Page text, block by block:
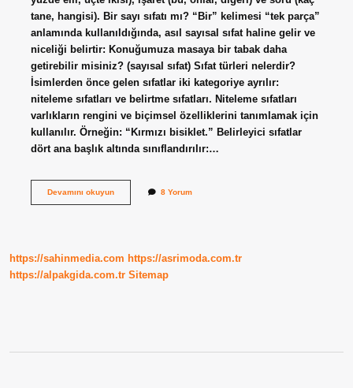
tane, hangisi). Bir sayı sıfatı mı? “Bir” kelimesi “tek parça”
anlamında kullanıldığında, asıl sayısal sıfat haline gelir ve
niceliği belirtir: Konuğumuza masaya bir tabak daha
getirebilir misiniz? (sayısal sıfat) Sıfat türleri nelerdir?
İsimlerden önce gelen sıfatlar iki kategoriye ayrılır:
niteleme sıfatları ve belirtme sıfatları. Niteleme sıfatları
varlıkların rengini ve biçimsel özelliklerini tanımlamak için
kullanılır. Örneğin: “Kırmızı bisiklet.” Belirleyici sıfatlar
dört ana başlık altında sınıflandırılır:…
Devamını okuyunBir
8 Yorum
https://sahinmedia.com https://asrimoda.com.tr
https://alpakgida.com.tr Sitemap